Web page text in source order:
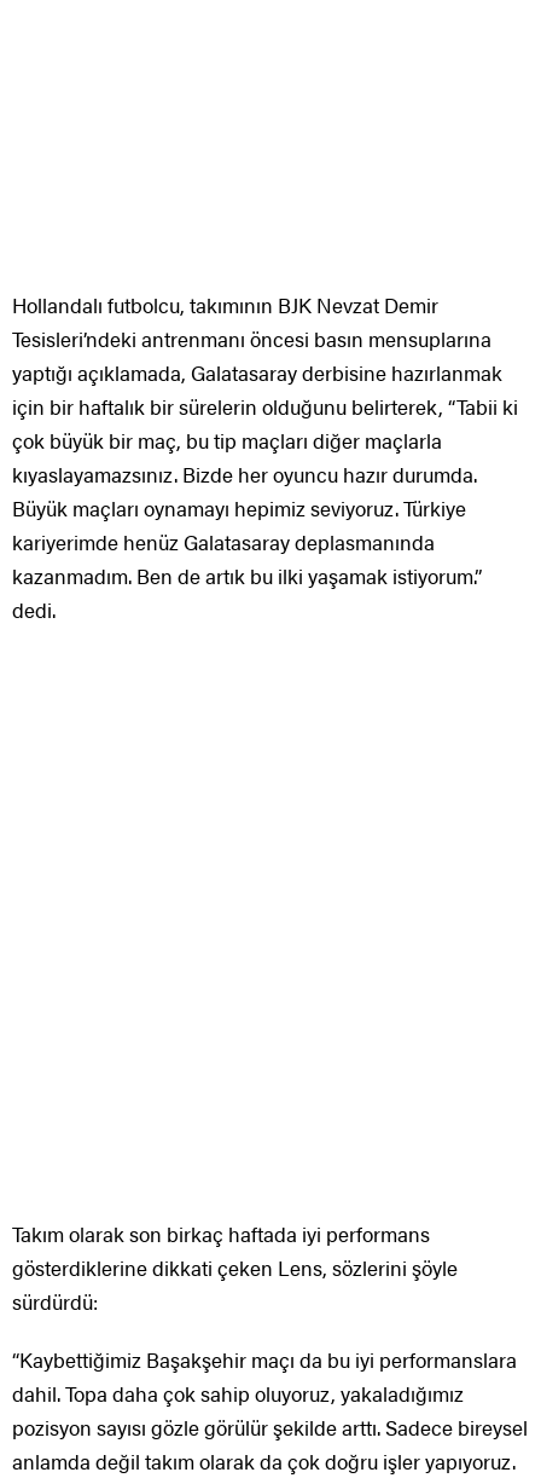
Hollandalı futbolcu, takımının BJK Nevzat Demir
Tesisleri’ndeki antrenmanı öncesi basın mensuplarına
yaptığı açıklamada, Galatasaray derbisine hazırlanmak
için bir haftalık bir sürelerin olduğunu belirterek, “Tabii ki
çok büyük bir maç, bu tip maçları diğer maçlarla
kıyaslayamazsınız. Bizde her oyuncu hazır durumda.
Büyük maçları oynamayı hepimiz seviyoruz. Türkiye
kariyerimde henüz Galatasaray deplasmanında
kazanmadım. Ben de artık bu ilki yaşamak istiyorum.”
dedi.
Takım olarak son birkaç haftada iyi performans
gösterdiklerine dikkati çeken Lens, sözlerini şöyle
sürdürdü:
“Kaybettiğimiz Başakşehir maçı da bu iyi performanslara
dahil. Topa daha çok sahip oluyoruz, yakaladığımız
pozisyon sayısı gözle görülür şekilde arttı. Sadece bireysel
anlamda değil takım olarak da çok doğru işler yapıyoruz.